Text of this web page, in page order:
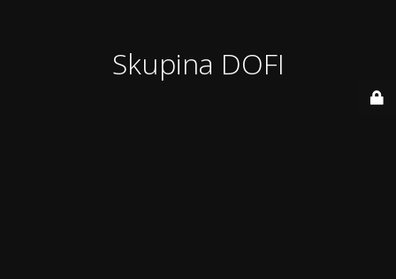
Skupina DOFI